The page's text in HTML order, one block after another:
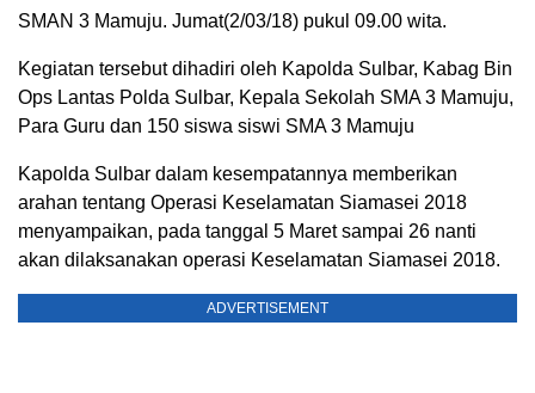
SMAN 3 Mamuju. Jumat(2/03/18) pukul 09.00 wita.
Kegiatan tersebut dihadiri oleh Kapolda Sulbar, Kabag Bin
Ops Lantas Polda Sulbar, Kepala Sekolah SMA 3 Mamuju,
Para Guru dan 150 siswa siswi SMA 3 Mamuju
Kapolda Sulbar dalam kesempatannya memberikan
arahan tentang Operasi Keselamatan Siamasei 2018
menyampaikan, pada tanggal 5 Maret sampai 26 nanti
akan dilaksanakan operasi Keselamatan Siamasei 2018.
ADVERTISEMENT